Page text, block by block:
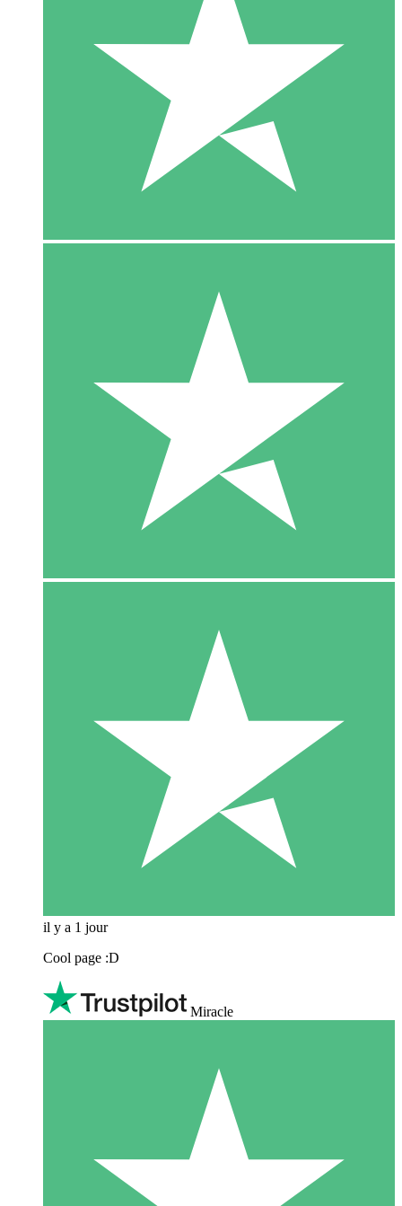
il y a 1 jour
Cool page :D
Miracle